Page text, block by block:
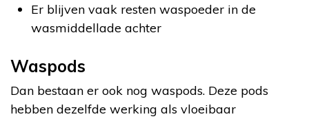
Er blijven vaak resten waspoeder in de
wasmiddellade achter
Waspods
Dan bestaan er ook nog waspods. Deze pods
hebben dezelfde werking als vloeibaar